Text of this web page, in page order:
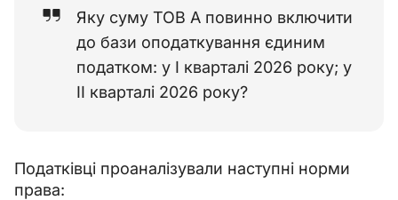
Яку суму ТОВ А повинно включити
до бази оподаткування єдиним
податком: у I кварталі 2026 року; у
II кварталі 2026 року?
Податківці проаналізували наступні норми
права: